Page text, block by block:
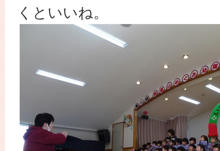
くといいね。